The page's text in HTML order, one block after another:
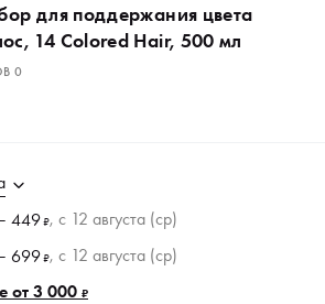
для поддержания цвета
14 Colored Hair, 500 мл
0
449₽, c 12 августа (ср)
699₽, c 12 августа (ср)
от 3 000 ₽